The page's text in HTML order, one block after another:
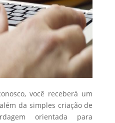
você receberá um
da simples criação de
orientada para